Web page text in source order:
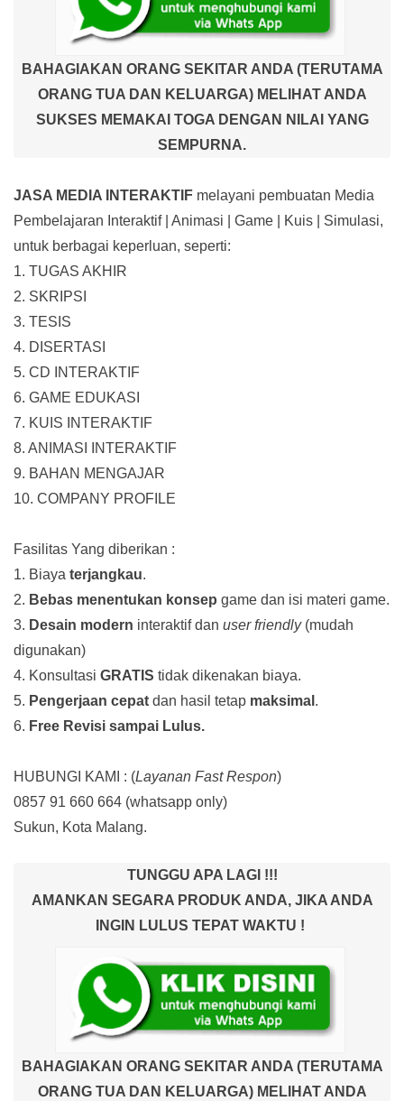
BAHAGIAKAN ORANG SEKITAR ANDA (TERUTAMA
ORANG TUA DAN KELUARGA) MELIHAT ANDA
SUKSES MEMAKAI TOGA DENGAN NILAI YANG
SEMPURNA.
JASA MEDIA INTERAKTIF melayani pembuatan Media
Pembelajaran Interaktif| Animasi | Game | Kuis | Simulasi,
untuk berbagai keperluan, seperti:
1. TUGAS AKHIR
2. SKRIPSI
3. TESIS
4. DISERTASI
5. CD INTERAKTIF
6. GAME EDUKASI
7. KUIS INTERAKTIF
8. ANIMASI INTERAKTIF
9. BAHAN MENGAJAR
10. COMPANY PROFILE
Fasilitas Yang diberikan :
1. Biaya terjangkau.
2. Bebas menentukan konsep game dan isi materi game.
3. Desain modern interaktif dan user friendly(mudah
digunakan)
4. Konsultasi GRATIS tidak dikenakan biaya.
5. Pengerjaan cepat dan hasil tetap maksimal .
6. Free Revisi sampai Lulus.
HUBUNGI KAMI : (Layanan Fast Respon)
0857 91 660 664 (whatsapp only)
Sukun, Kota Malang.
TUNGGU APA LAGI !!!
AMANKAN SEGARA PRODUK ANDA, JIKA ANDA
INGIN LULUS TEPAT WAKTU !
BAHAGIAKAN ORANG SEKITAR ANDA (TERUTAMA
ORANG TUA DAN KELUARGA) MELIHAT ANDA